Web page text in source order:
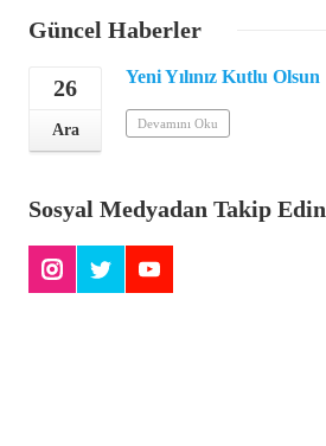
Güncel Haberler
26
Ara
Yeni Yılınız Kutlu Olsun
Devamını Oku
Sosyal Medyadan Takip Edin